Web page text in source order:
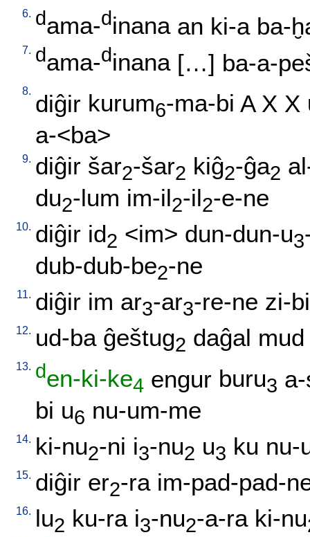
6. dama-dinana an ki-a ba-
7. dama-dinana[…] ba-a-
8. diĝir kurum6-ma-bi A X X
a-<ba>
9. diĝir šar2-šar2 kiĝ2-ĝa2
du2-lum im-il2-il2-e-ne
10. diĝir id2 <im> dun-dun-u3
dub-dub-be2-ne
11. diĝir im ar3-ar3-re-ne zi-bi
12. ud-ba ĝeštug2 daĝal mud
13. den-ki-ke4 engur buru3
bi u6 nu-um-me
14. ki-nu2-ni i3-nu2 u3 ku nu-
15. diĝir er2-ra im-pad-pad-
16. lu2 ku-ra i3-nu2-a-ra ki-nu